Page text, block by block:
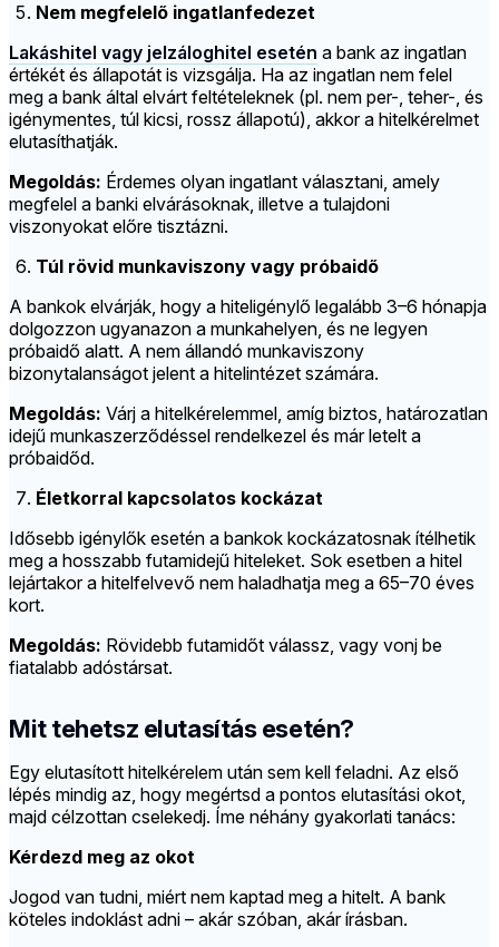
Nem megfelelő ingatlanfedezet
Lakáshitel vagy jelzáloghitel esetén a bank az ingatlan
értékét és állapotát is vizsgálja. Ha az ingatlan nem felel
meg a bank által elvárt feltételeknek (pl. nem per-, teher-, és
igénymentes, túl kicsi, rossz állapotú), akkor a hitelkérelmet
elutasíthatják.
Megoldás: Érdemes olyan ingatlant választani, amely
megfelel a banki elvárásoknak, illetve a tulajdoni
viszonyokat előre tisztázni.
Túl rövid munkaviszony vagy próbaidő
A bankok elvárják, hogy a hiteligénylő legalább 3–6 hónapja
dolgozzon ugyanazon a munkahelyen, és ne legyen
próbaidő alatt. A nem állandó munkaviszony
bizonytalanságot jelent a hitelintézet számára.
Megoldás: Várj a hitelkérelemmel, amíg biztos, határozatlan
idejű munkaszerződéssel rendelkezel és már letelt a
próbaidőd.
Életkorral kapcsolatos kockázat
Idősebb igénylők esetén a bankok kockázatosnak ítélhetik
meg a hosszabb futamidejű hiteleket. Sok esetben a hitel
lejártakor a hitelfelvevő nem haladhatja meg a 65–70 éves
kort.
Megoldás: Rövidebb futamidőt válassz, vagy vonj be
fiatalabb adóstársat.
Mit tehetsz elutasítás esetén?
Egy elutasított hitelkérelem után sem kell feladni. Az első
lépés mindig az, hogy megértsd a pontos elutasítási okot,
majd célzottan cselekedj. Íme néhány gyakorlati tanács:
Kérdezd meg az okot
Jogod van tudni, miért nem kaptad meg a hitelt. A bank
köteles indoklást adni – akár szóban, akár írásban.